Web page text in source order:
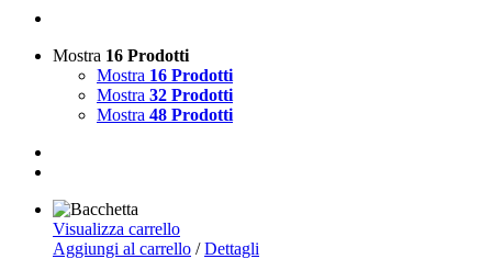
Mostra 16 Prodotti
Mostra 16 Prodotti
Mostra 32 Prodotti
Mostra 48 Prodotti
Visualizza carrello
Aggiungi al carrello / Dettagli